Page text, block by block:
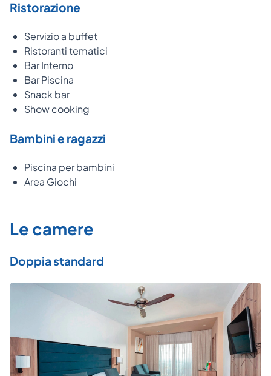
Ristorazione
Servizio a buffet
Ristoranti tematici
Bar Interno
Bar Piscina
Snack bar
Show cooking
Bambini e ragazzi
Piscina per bambini
Area Giochi
Le camere
Doppia standard